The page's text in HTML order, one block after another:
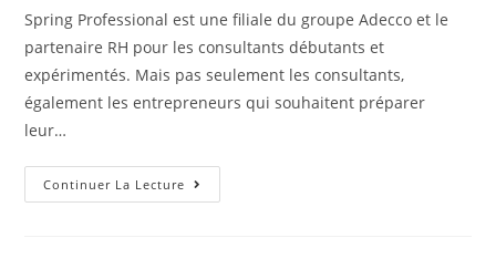
Spring Professional est une filiale du groupe Adecco et le
partenaire RH pour les consultants débutants et
expérimentés. Mais pas seulement les consultants,
également les entrepreneurs qui souhaitent préparer
leur…
Continuer La Lecture